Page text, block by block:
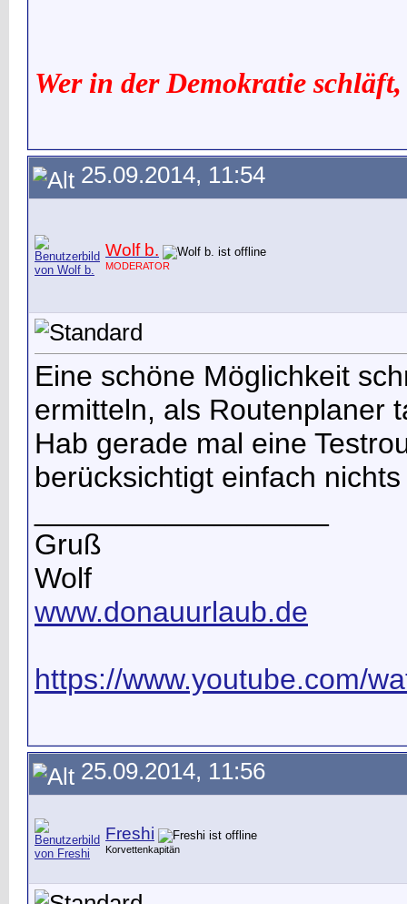
Wer in der Demokratie
25.09.2014, 11:54
Wolf b.
MODERATOR
Eine schöne Möglichkeit
ermitteln, als Routenplaner
Hab gerade mal eine
berücksichtigt einfach
Gruß
Wolf
www.donauurlaub.de
https://www.youtube.com/
25.09.2014, 11:56
Freshi
Korvettenkapitän